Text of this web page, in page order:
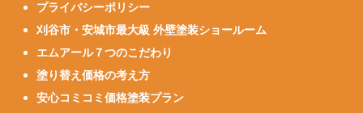
プライバシーポリシー
刈谷市・安城市最大級 外壁塗装ショールーム
エムアール７つのこだわり
塗り替え価格の考え方
安心コミコミ価格塗装プラン